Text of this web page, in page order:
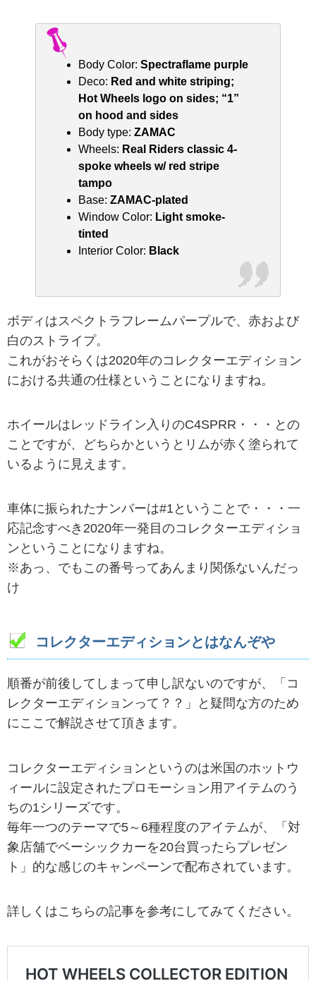
Body Color: Spectraflame purple
Deco: Red and white striping;
Hot Wheels logo on sides; “1”
on hood and sides
Body type: ZAMAC
Wheels: Real Riders classic 4-
spoke wheels w/ red stripe
tampo
Base: ZAMAC-plated
Window Color: Light smoke-
tinted
Interior Color: Black
ボディはスペクトラフレームパープルで、赤および
白のストライプ。
これがおそらくは2020年のコレクターエディション
における共通の仕様ということになりますね。
ホイールはレッドライン入りのC4SPRR・・・との
ことですが、どちらかというとリムが赤く塗られて
いるように見えます。
車体に振られたナンバーは#1ということで・・・一
応記念すべき2020年一発目のコレクターエディショ
ンということになりますね。
※あっ、でもこの番号ってあんまり関係ないんだっ
け
コレクターエディションとはなんぞや
順番が前後してしまって申し訳ないのですが、「コ
レクターエディションって？？」と疑問な方のため
にここで解説させて頂きます。
コレクターエディションというのは米国のホットウ
ィールに設定されたプロモーション用アイテムのう
ちの1シリーズです。
毎年一つのテーマで5～6種程度のアイテムが、「対
象店舗でベーシックカーを20台買ったらプレゼン
ト」的な感じのキャンペーンで配布されています。
詳しくはこちらの記事を参考にしてみてください。